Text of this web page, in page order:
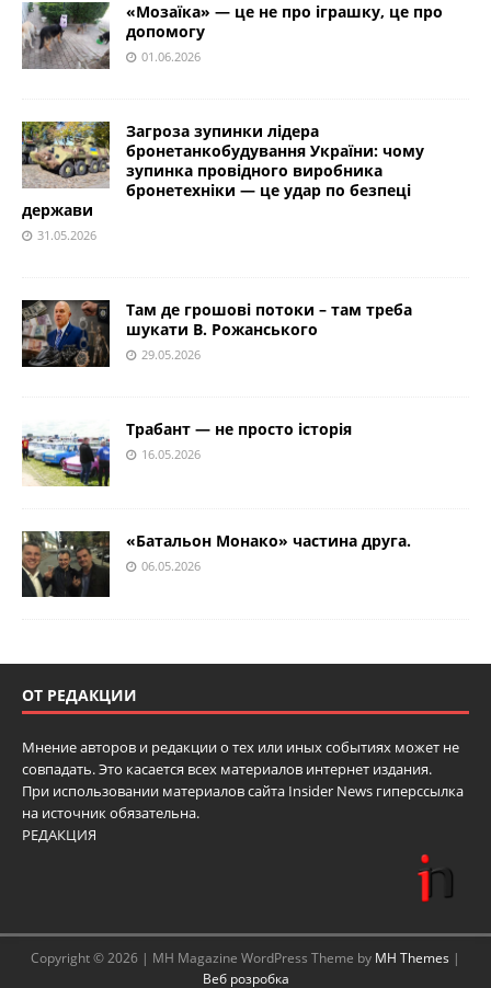
«Мозаїка» — це не про іграшку, це про
допомогу
01.06.2026
Загроза зупинки лідера
бронетанкобудування України: чому
зупинка провідного виробника
бронетехніки — це удар по безпеці
держави
31.05.2026
Там де грошові потоки – там треба
шукати В. Рожанського
29.05.2026
Трабант — не просто історія
16.05.2026
«Батальон Монако» частина друга.
06.05.2026
ОТ РЕДАКЦИИ
Мнение авторов и редакции о тех или иных событиях может не
совпадать. Это касается всех материалов интернет издания.
При использовании материалов сайта Insider News гиперссылка
на источник обязательна.
РЕДАКЦИЯ
Copyright © 2026 | MH Magazine WordPress Theme by MH Themes |
Веб розробка